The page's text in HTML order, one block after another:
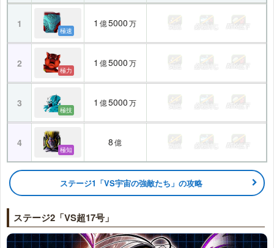
1
極速
1 億5000万 気絶 必殺封じ ATK低下
2
極力
1 億5000万 気絶 必殺封じ ATK低下
3
極技
1 億5000万 気絶 必殺封じ ATK低下
4
極知
8億 気絶 必殺封じ ATK低下
ステージ1「VS宇宙の強敵たち」の攻略
ステージ2「VS超17号」